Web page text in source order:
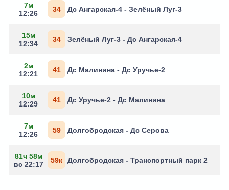
7м
12:26
34 Дс Ангарская-4 - Зелёный Луг-3
15м
12:34
34 Зелёный Луг-3 - Дс Ангарская-4
2м
12:21
41 Дс Малинина - Дс Уручье-2
10м
12:29
41 Дс Уручье-2 - Дс Малинина
7м
12:26
59 Долгобродская - Дс Серова
81ч 58м
вс 22:17
59к Долгобродская - Транспортный парк 2